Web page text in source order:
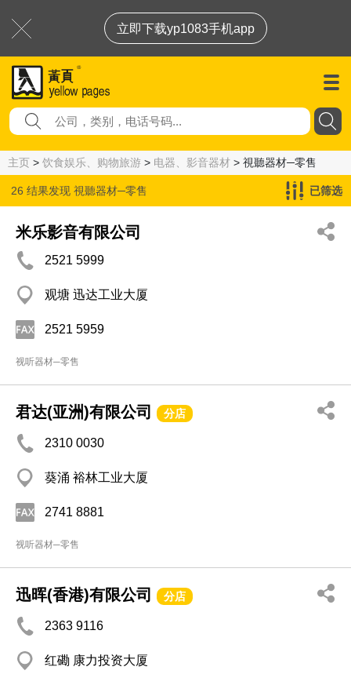
立即下载yp1083手机app
主页 > 饮食娱乐、购物旅游 > 电器、影音器材 > 視聽器材─零售
26 结果发现 視聽器材─零售 已筛选
米乐影音有限公司
2521 5999
观塘 迅达工业大厦
2521 5959
视听器材─零售
君达(亚洲)有限公司 分店
2310 0030
葵涌 裕林工业大厦
2741 8881
视听器材─零售
迅晖(香港)有限公司 分店
2363 9116
红磡 康力投资大厦